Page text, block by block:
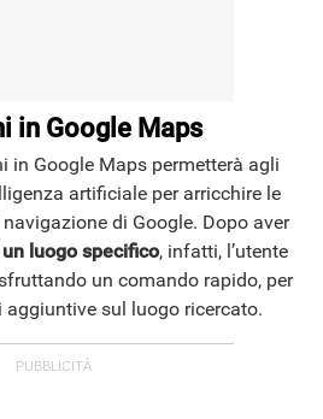
in Google Maps
in Google Maps permetterà agli
artificiale per arricchire le
di Google. Dopo aver
luogo specifico, infatti, l’utente
un comando rapido, per
sul luogo ricercato.